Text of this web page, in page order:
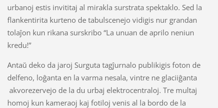
urbanoj estis invititaj al mirakla surstrata spektaklo. Sed la
flankentirita kurteno de tabulscenejo vidigis nur grandan
tolaĵon kun rikana surskribo “La unuan de aprilo neniun
kredu!”
Antaŭ deko da jaroj Surguta tagĵurnalo publikigis foton de
delfeno, loĝanta en la varma nesala, vintre ne glaciiĝanta
akvorezervejo de la du urbaj elektrocentraloj. Tre multaj
homoj kun kameraoj kaj fotiloj venis al la bordo de la